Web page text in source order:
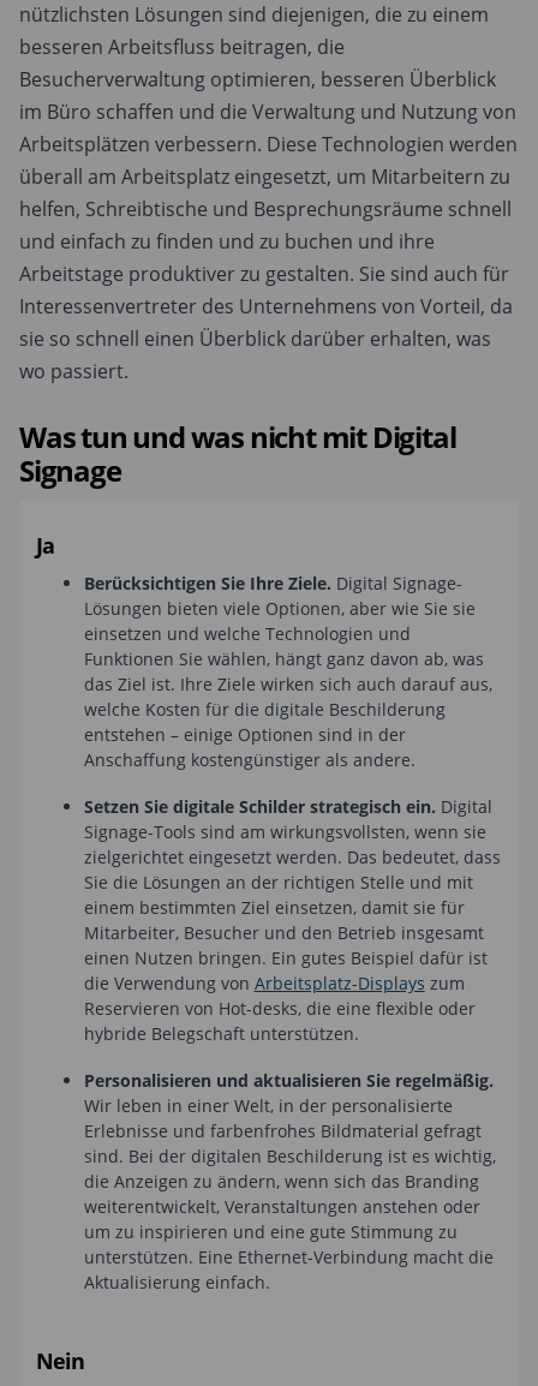
nützlichsten Lösungen sind diejenigen, die zu einem
besseren Arbeitsfluss beitragen, die
Besucherverwaltung optimieren, besseren Überblick
im Büro schaffen und die Verwaltung und Nutzung von
Arbeitsplätzen verbessern. Diese Technologien werden
überall am Arbeitsplatz eingesetzt, um Mitarbeitern zu
helfen, Schreibtische und Besprechungsräume schnell
und einfach zu finden und zu buchen und ihre
Arbeitstage produktiver zu gestalten. Sie sind auch für
Interessenvertreter des Unternehmens von Vorteil, da
sie so schnell einen Überblick darüber erhalten, was
wo passiert.
Was tun und was nicht mit Digital
Signage
Ja
Berücksichtigen Sie Ihre Ziele. Digital Signage-
Lösungen bieten viele Optionen, aber wie Sie sie
einsetzen und welche Technologien und
Funktionen Sie wählen, hängt ganz davon ab, was
das Ziel ist. Ihre Ziele wirken sich auch darauf aus,
welche Kosten für die digitale Beschilderung
entstehen – einige Optionen sind in der
Anschaffung kostengünstiger als andere.
Setzen Sie digitale Schilder strategisch ein. Digital
Signage-Tools sind am wirkungsvollsten, wenn sie
zielgerichtet eingesetzt werden. Das bedeutet, dass
Sie die Lösungen an der richtigen Stelle und mit
einem bestimmten Ziel einsetzen, damit sie für
Mitarbeiter, Besucher und den Betrieb insgesamt
einen Nutzen bringen. Ein gutes Beispiel dafür ist
die Verwendung von Arbeitsplatz-Displays zum
Reservieren von Hot-desks, die eine flexible oder
hybride Belegschaft unterstützen.
Personalisieren und aktualisieren Sie regelmäßig.
Wir leben in einer Welt, in der personalisierte
Erlebnisse und farbenfrohes Bildmaterial gefragt
sind. Bei der digitalen Beschilderung ist es wichtig,
die Anzeigen zu ändern, wenn sich das Branding
weiterentwickelt, Veranstaltungen anstehen oder
um zu inspirieren und eine gute Stimmung zu
unterstützen. Eine Ethernet-Verbindung macht die
Aktualisierung einfach.
Nein